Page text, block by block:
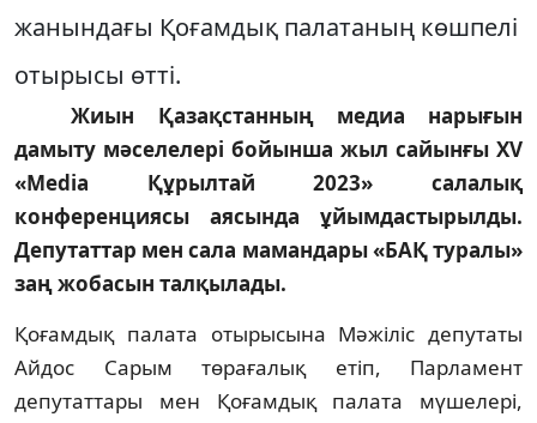
жанындағы Қоғамдық палатаның көшпелі
отырысы өтті.
Жиын Қазақстанның медиа нарығын
дамыту мәселелері бойынша жыл сайынғы XV
«Media Құрылтай 2023» салалық
конференциясы аясында ұйымдастырылды.
Депутаттар мен сала мамандары «БАҚ туралы»
заң жобасын талқылады.
Қоғамдық палата отырысына Мәжіліс депутаты
Айдос Сарым төрағалық етіп, Парламент
депутаттары мен Қоғамдық палата мүшелері,